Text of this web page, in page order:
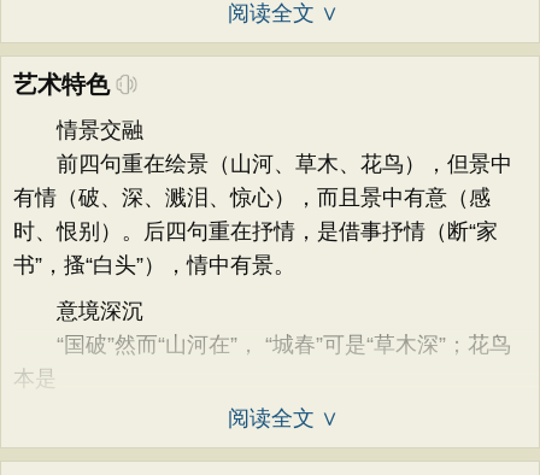
阅读全文 ∨
艺术特色
情景交融
前四句重在绘景（山河、草木、花鸟），但景中
有情（破、深、溅泪、惊心），而且景中有意（感
时、恨别）。后四句重在抒情，是借事抒情（断“家
书”，搔“白头”），情中有景。
意境深沉
“国破”然而“山河在”， “城春”可是“草木深”；花鸟
本是
阅读全文 ∨